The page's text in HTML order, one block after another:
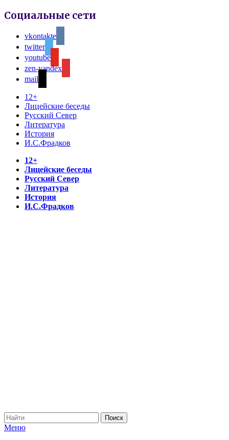
Социальные сети
vkontakte
twitter
youtube
zen-yandex
mail
12+
Лицейские беседы
Русский Север
Литература
История
И.С.Фрадков
12+
Лицейские беседы
Русский Север
Литература
История
И.С.Фрадков
Меню